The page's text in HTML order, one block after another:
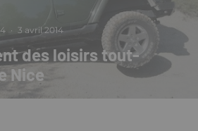
· 3 avril 2014
des loisirs tout-
Nice